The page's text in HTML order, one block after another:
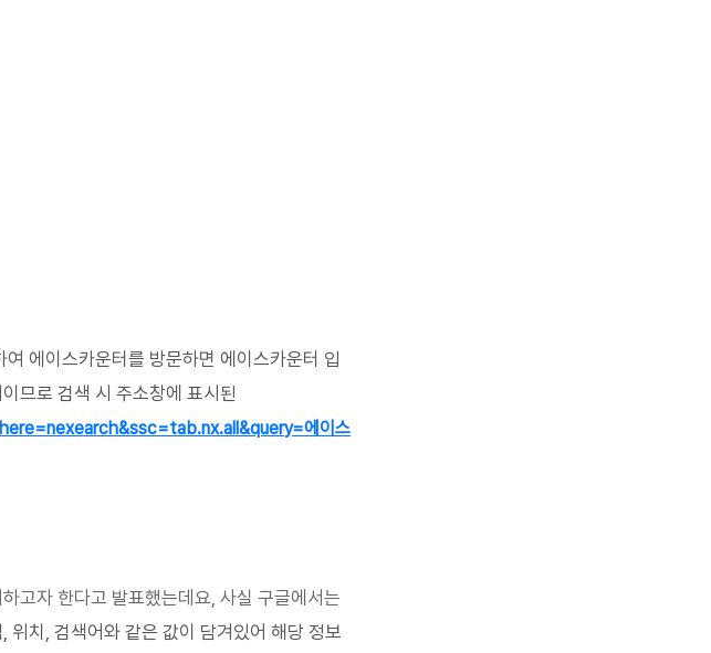
에이스카운터를 방문하면 에이스카운터 입
므로 검색 시 주소창에 표시된
에이스
고자 한다고 발표했는데요, 사실 구글에서는
위치, 검색어와 같은 값이 담겨있어 해당 정보